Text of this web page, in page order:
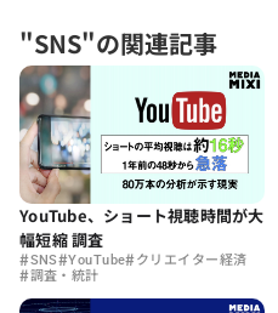
"SNS"の関連記事
YouTube、ショート視聴時間が大
幅短縮 調査
#SNS#YouTube#クリエイター経済
#調査・統計